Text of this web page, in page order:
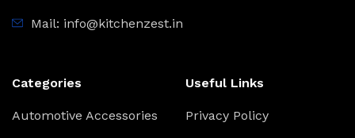
Mail: info@kitchenzest.in
Categories
Automotive Accessories
Useful Links
Privacy Policy